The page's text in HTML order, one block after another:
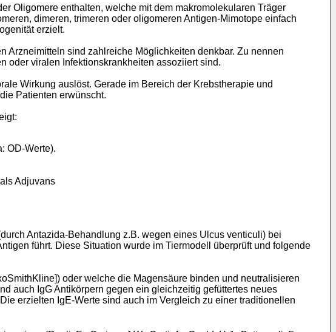
Oligomere enthalten, welche mit dem makromolekularen Träger
dimeren, trimeren oder oligomeren Antigen-Mimotope einfach
erzielt.
Arzneimitteln sind zahlreiche Möglichkeiten denkbar. Zu nennen
oder viralen Infektionskrankheiten assoziiert sind.
Wirkung auslöst. Gerade im Bereich der Krebstherapie und
Patienten erwünscht.
OD-Werte).
Adjuvans
Antazida-Behandlung z.B. wegen eines Ulcus venticuli) bei
führt. Diese Situation wurde im Tiermodell überprüft und folgende
oder welche die Magensäure binden und neutralisieren
auch IgG Antikörpern gegen ein gleichzeitig gefüttertes neues
erzielten IgE-Werte sind auch im Vergleich zu einer traditionellen